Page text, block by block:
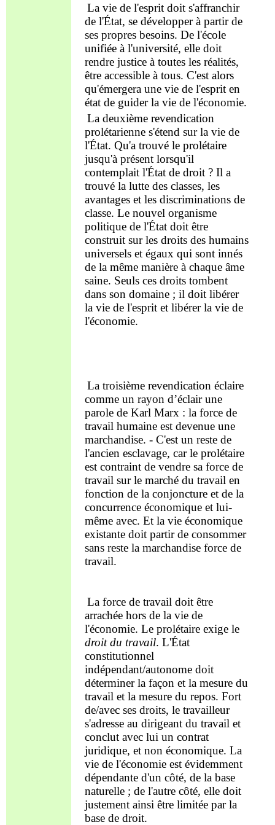
La vie de l'espritdoit s'affranchir
de l'État, se développer à partir de
ses propres besoins. De l'école
unifiée à l'université, elle doit
rendre justice à toutes les réalités,
être accessible à tous. C'est alors
qu'émergera une vie de l'esprit en
étatde guider la vie de l'économie.
La deuxième revendication
prolétarienne s'étend surla vie de
l'État. Qu'a trouvé le prolétaire
jusqu'à présent lorsqu'il
contemplaitl'État de droit ? Il a
trouvéla lutte des classes, les
avantages et les discriminations de
classe. Le nouvel organisme
politique de l'État doit être
construit sur les droits des humains
universels et égaux qui sont innés
de la même manière à chaqueâme
saine. Seuls ces droits tombent
dans son domaine ; il doit libérer
la vie de l'espritet libérer la vie de
l'économie.
La troisième revendication éclaire
comme un rayon d’éclair une
parolede Karl Marx : la force de
travail humaine est devenue une
marchandise. - C'estun restede
l'ancien esclavage, car le prolétaire
est contraint de vendre sa force de
travail sur le marché du travail en
fonction de la conjoncture et de la
concurrence économique et lui-
même avec. Et la vie économique
existante doit partir deconsommer
sans reste la marchandiseforce de
travail.
La force de travail doit être
arrachée hors de la vie de
l'économie. Le prolétaire exige le
droit du travail. L'État
constitutionnel
indépendant/autonome doit
déterminer la façon et la mesure du
travail et la mesure du repos. Fort
de/avec ses droits, le travailleur
s'adresse au dirigeant du travail et
conclut avec lui un contrat
juridique, et non économique. La
vie de l'économie est évidemment
dépendanted'un côté, de la base
naturelle ; de l'autre côté, elle doit
justement ainsi être limitée par la
base de droit.